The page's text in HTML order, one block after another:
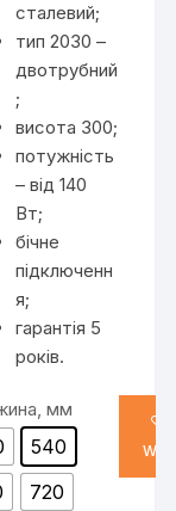
сталевий;
тип 2030 –
двотрубний
;
висота 300;
потужність
– від 140
Вт;
бічне
підключенн
я;
гарантія 5
років.
мм
540
720